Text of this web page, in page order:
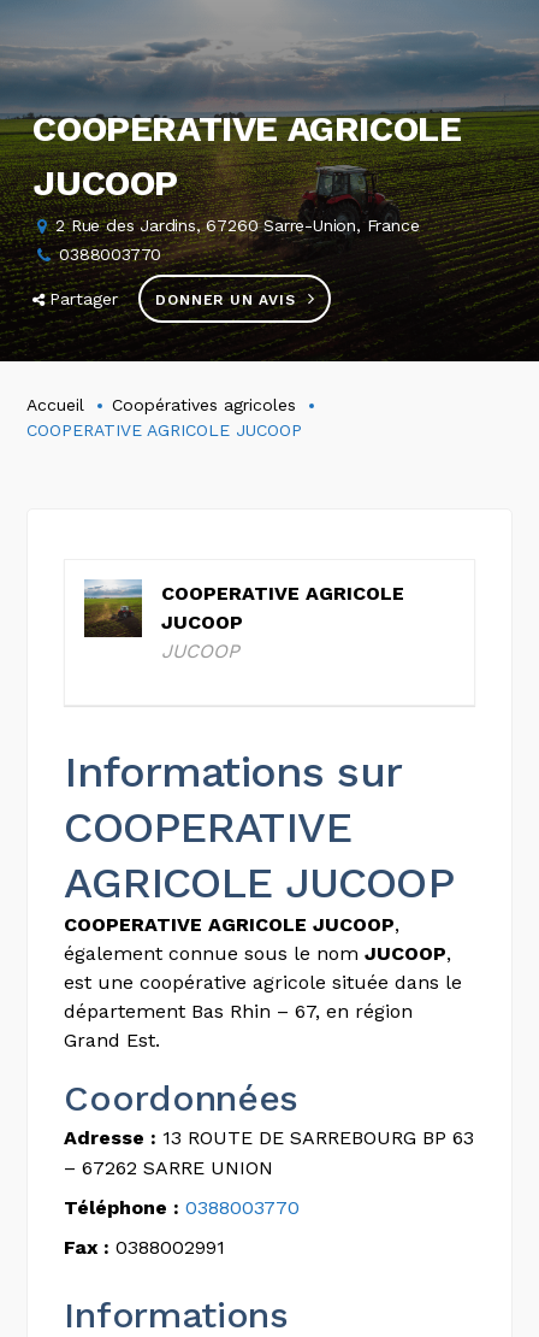
COOPERATIVE AGRICOLE
JUCOOP
2 Rue des Jardins, 67260 Sarre-Union, France
0388003770
Partager DONNER UN AVIS
Accueil
Coopératives agricoles
COOPERATIVE AGRICOLE JUCOOP
COOPERATIVE AGRICOLE
JUCOOP
JUCOOP
Informations sur
COOPERATIVE
AGRICOLE JUCOOP
COOPERATIVE AGRICOLE JUCOOP,
également connue sous le nomJUCOOP,
est une coopérative agricole située dans le
département Bas Rhin – 67, en région
Grand Est.
Coordonnées
Adresse : 13 ROUTE DE SARREBOURG BP 63
– 67262 SARRE UNION
Téléphone : 0388003770
Fax : 0388002991
Informations